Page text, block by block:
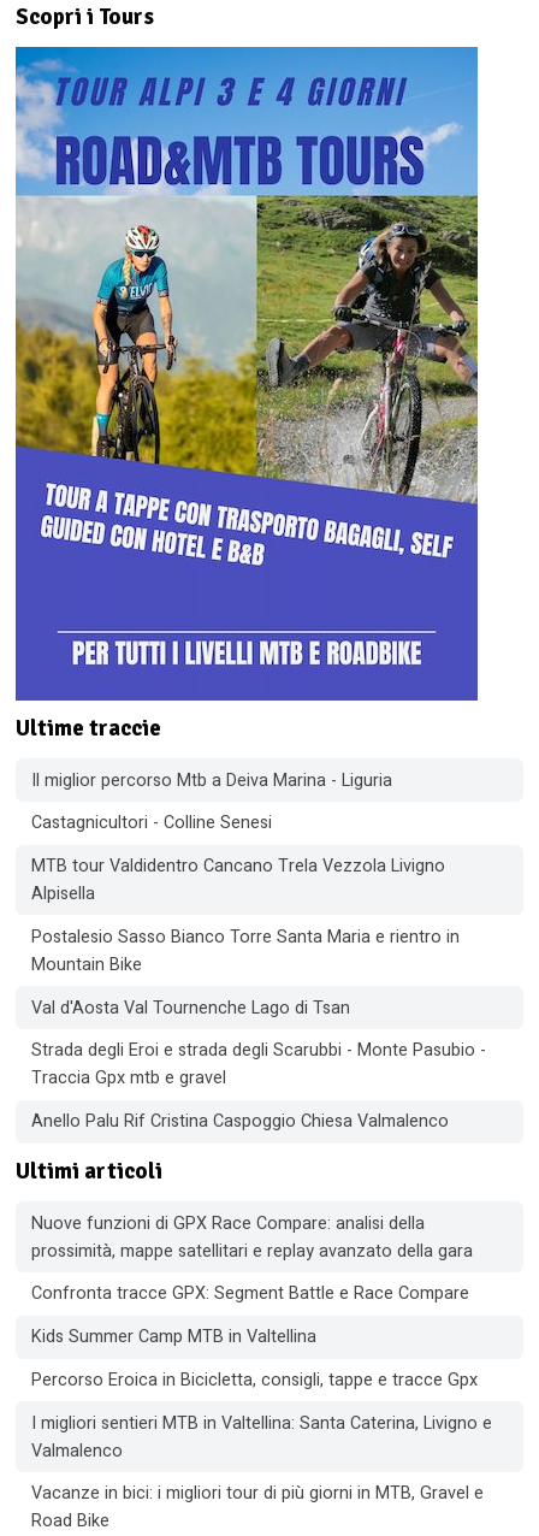
Scopri i Tours
Ultime traccie
Il miglior percorso Mtb a Deiva Marina - Liguria
Castagnicultori - Colline Senesi
MTB tour Valdidentro Cancano Trela Vezzola Livigno
Alpisella
Postalesio Sasso Bianco Torre Santa Maria e rientro in
Mountain Bike
Val d'Aosta Val Tournenche Lago di Tsan
Strada degli Eroi e strada degli Scarubbi - Monte Pasubio -
Traccia Gpx mtb e gravel
Anello Palu Rif Cristina Caspoggio Chiesa Valmalenco
Ultimi articoli
Nuove funzioni di GPX Race Compare: analisi della
prossimità, mappe satellitari e replay avanzato della gara
Confronta tracce GPX: Segment Battle e Race Compare
Kids Summer Camp MTB in Valtellina
Percorso Eroica in Bicicletta, consigli, tappe e tracce Gpx
I migliori sentieri MTB in Valtellina: Santa Caterina, Livigno e
Valmalenco
Vacanze in bici: i migliori tour di più giorni in MTB, Gravel e
Road Bike